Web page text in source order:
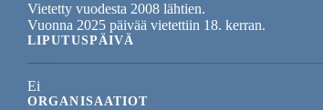
Vietetty vuodesta 2008 lähtien.
Vuonna 2025 päivää vietettiin 18. kerran.
LIPUTUSPÄIVÄ
Ei
ORGANISAATIOT